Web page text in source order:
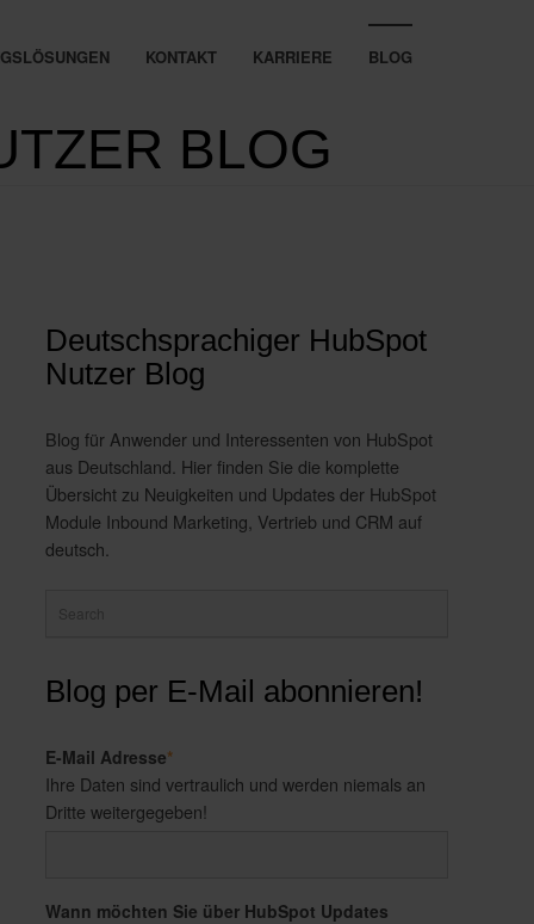
KONTAKT KARRIERE BLOG
BLOG
Deutschsprachiger HubSpot
Nutzer Blog
Blog für Anwender und Interessenten von HubSpot
aus Deutschland. Hier finden Sie die komplette
Übersicht zu Neuigkeiten und Updates der HubSpot
Module Inbound Marketing, Vertrieb und CRM auf
deutsch.
Blog per E-Mail abonnieren!
E-Mail Adresse*
Ihre Daten sind vertraulich und werden niemals an
Dritte weitergegeben!
Wann möchten Sie über HubSpot Updates